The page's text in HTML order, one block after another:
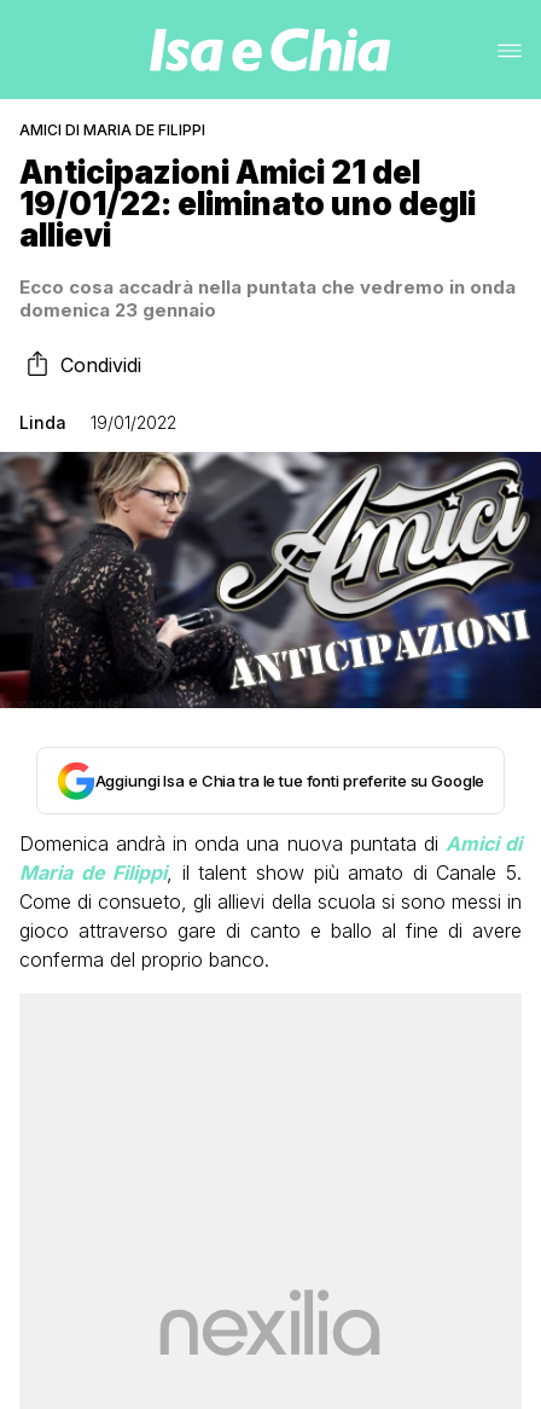
AMICI DI MARIA DE FILIPPI
Anticipazioni Amici 21 del
19/01/22: eliminato uno degli
allievi
Ecco cosa accadrà nella puntata che vedremo in onda
domenica 23 gennaio
Condividi
Linda 19/01/2022
Aggiungi Isa e Chia tra le tue fonti preferite su Google
Domenica andrà in onda una nuova puntata di Amici di
Maria de Filippi, il talent show più amato di Canale 5.
Come di consueto, gli allievi della scuola si sono messi in
gioco attraverso gare di canto e ballo al fine di avere
conferma del proprio banco.